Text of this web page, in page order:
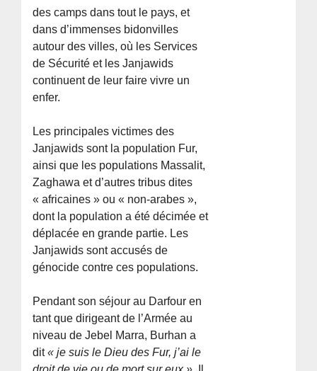
des camps dans tout le pays, et
dans d’immenses bidonvilles
autour des villes, où les Services
de Sécurité et les Janjawids
continuent de leur faire vivre un
enfer.
Les principales victimes des
Janjawids sont la population Fur,
ainsi que les populations Massalit,
Zaghawa et d’autres tribus dites
« africaines » ou « non-arabes »,
dont la population a été décimée et
déplacée en grande partie. Les
Janjawids sont accusés de
génocide contre ces populations.
Pendant son séjour au Darfour en
tant que dirigeant de l’Armée au
niveau de Jebel Marra, Burhan a
dit« je suis le Dieu des Fur, j’ai le